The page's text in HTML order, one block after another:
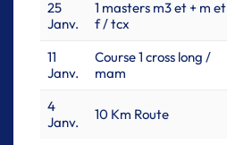
25
Janv.
1 masters m3 et + m et
f / tcx
11
Janv.
Course 1 cross long /
mam
4
Janv.
10 Km Route